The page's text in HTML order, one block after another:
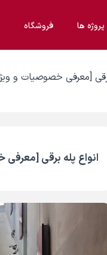
پروژه ها فروشگاه
[معرفی خصوصیات و
انواع پله برقی